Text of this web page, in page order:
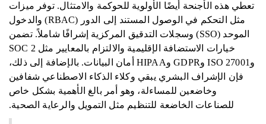
تعطي هذه الأجنحة أيضًا الأولوية للحوكمة والامتثال. توفر ميزات
مثل التحكم في الوصول المستند إلى الدور (RBAC) والدخول
الموحد (SSO) وسجلات التدقيق المركزية إشرافًا شاملاً. تضمن
خيارات الاستضافة الإقليمية والالتزام بالمعايير مثل SOC 2
وISO 27001 وGDPR وHIPAA أمان البيانات. بالإضافة إلى ذلك،
فإن الإشراف البشري يبقي وكلاء الذكاء الاصطناعي شفافين
وخاضعين للمساءلة، وهو أمر بالغ الأهمية بشكل خاص
للصناعات الخاضعة للتنظيم مثل التمويل والرعاية الصحية.